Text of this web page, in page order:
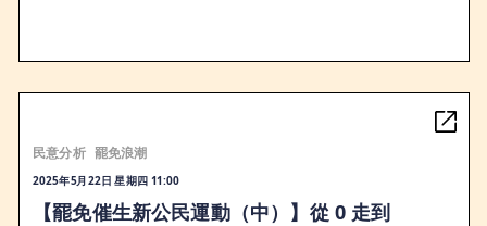
民意分析 罷免浪潮
2025年5月22日 星期四 11:00
【罷免催生新公民運動（中）】從 0 走到